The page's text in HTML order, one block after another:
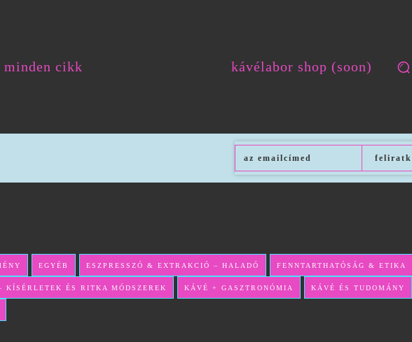
minden cikk kávélabor shop (soon)
EGYÉB ESZPRESSZÓ & EXTRAKCIÓ – HALADÓ FENNTARTHATÓSÁG & ETIKA
ÉS RITKA MÓDSZEREK KÁVÉ + GASZTRONÓMIA KÁVÉ ÉS TUDOMÁNY